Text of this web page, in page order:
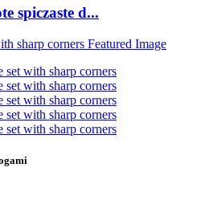
spiczaste d...